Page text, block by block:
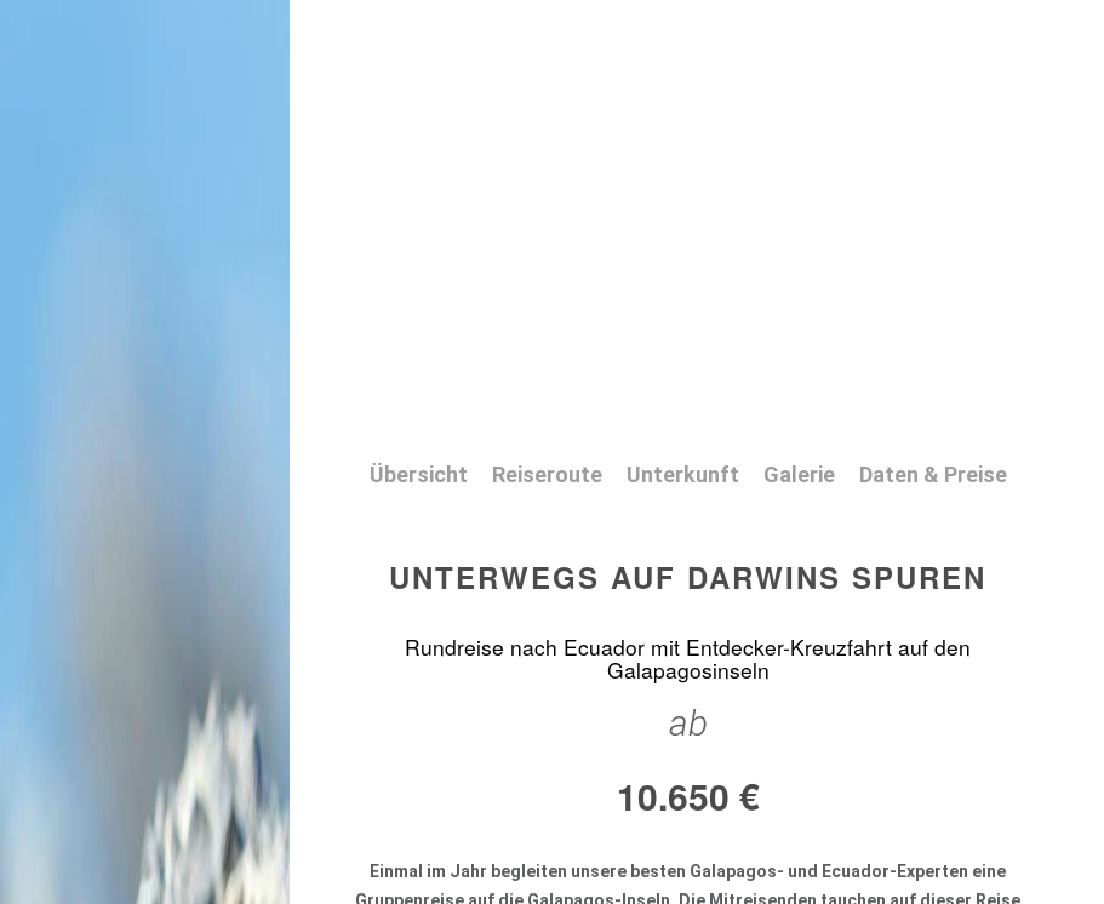
Übersicht Reiseroute Unterkunft Galerie Daten & Preise
UNTERWEGS AUF DARWINS SPUREN
Rundreise nach Ecuador mit Entdecker-Kreuzfahrt auf den
Galapagosinseln
ab
10.650 €
Einmal im Jahr begleiten unsere besten Galapagos- und Ecuador-Experten eine